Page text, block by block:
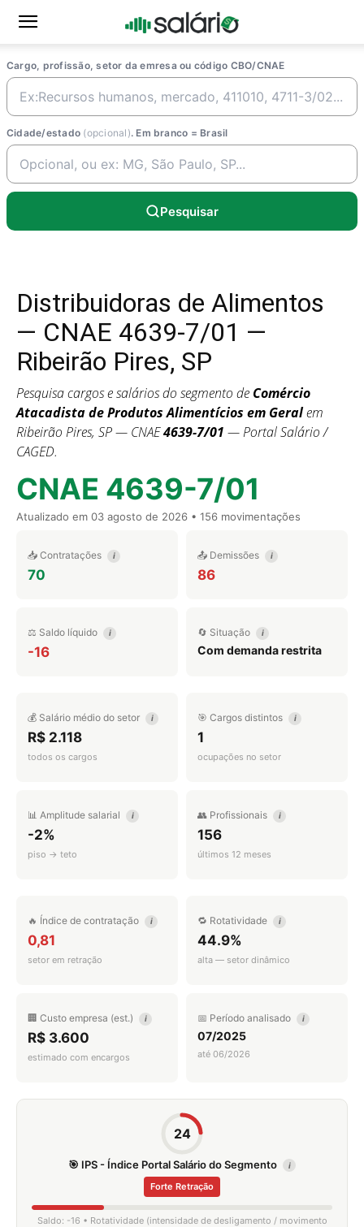
Cargo, profissão, setor da emresa ou código CBO/CNAE
Cidade/estado (opcional). Em branco = Brasil
Pesquisar
Distribuidoras de Alimentos
— CNAE 4639-7/01 —
Ribeirão Pires, SP
Pesquisa cargos e salários do segmento de Comércio
Atacadista de Produtos Alimentícios em Geralem
Ribeirão Pires, SP — CNAE4639-7/01 — Portal Salário /
CAGED.
CNAE 4639-7/01
Atualizado em 03 agosto de 2026 • 156 movimentações
📥 Contratações i
70
📤 Demissões i
86
⚖️ Saldo líquido i
-16
🔄 Situação i
Com demanda restrita
💰 Salário médio do setor i
R$ 2.118
todos os cargos
🎯 Cargos distintos i
1
ocupações no setor
📊 Amplitude salarial i
-2%
piso → teto
👥 Profissionais i
156
últimos 12 meses
🔥 Índice de contratação i
0,81
setor em retração
🔁 Rotatividade i
44.9%
alta — setor dinâmico
🏢 Custo empresa (est.) i
R$ 3.600
estimado com encargos
📅 Período analisado i
07/2025
até 06/2026
24
🎯 IPS - Índice Portal Salário do Segmento i
Forte Retração
Saldo: -16 • Rotatividade (intensidade de desligamento / movimento